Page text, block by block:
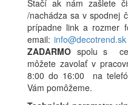
Stačí ak nám zašlete
/nachádza sa v spodnej
prípadne link a rozmer
email: info@decotrend.sk
ZADARMO spolu s
môžete zavolať v
8:00 do 16:00 na
Vám pomôžeme.